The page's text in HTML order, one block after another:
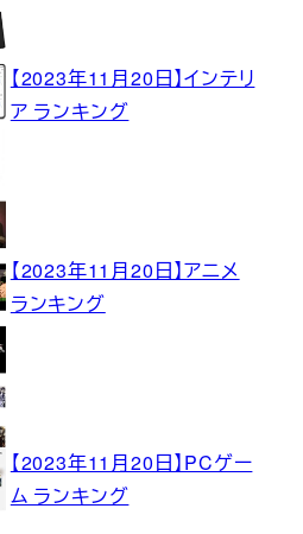
【2023年11月20日】インテリ
ア ランキング
【2023年11月20日】アニメ
ランキング
【2023年11月20日】PCゲー
ム ランキング